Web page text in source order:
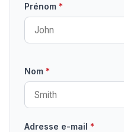
Prénom *
Nom *
Adresse e-mail *